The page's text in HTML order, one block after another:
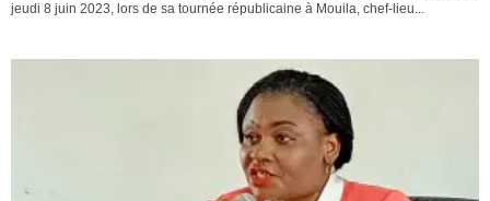
jeudi 8 juin 2023, lors de sa tournée républicaine à Mouila, chef-lieu...